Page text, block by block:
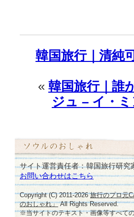
韓国旅行｜清純
« 韓国旅行｜誰
ジュ – イ・
サイト運営責任者：韓国旅行研
お問い合わせはこちら
Copyright (C) 2011-2026旅行のプロ元
のおしゃれ」All Rights Reserved.
※当サイトのテキスト・画像等すべて